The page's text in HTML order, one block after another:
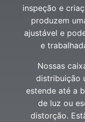
inspeção e
produzem
ajustável e
e
Nossas
distribuição
estende até a
de luz ou
distorção.